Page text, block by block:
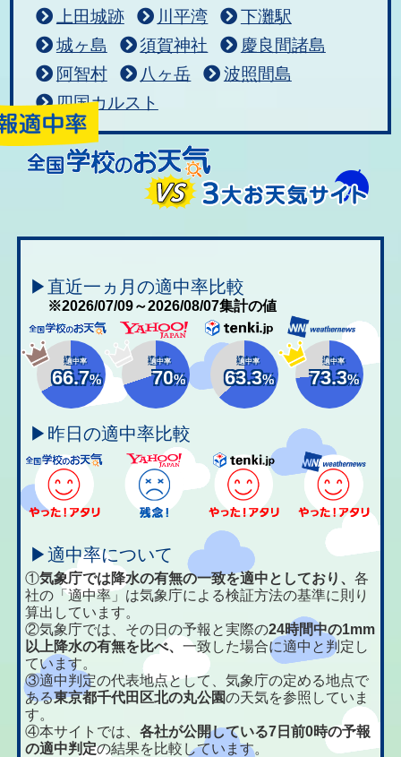
上田城跡
川平湾
下灘駅
城ヶ島
須賀神社
慶良間諸島
阿智村
八ヶ岳
波照間島
四国カルスト
▶直近一ヵ月の適中率比較
※2026/07/09～2026/08/07集計の値
適中率
66.7%
適中率
70%
適中率
63.3%
適中率
73.3%
▶昨日の適中率比較
▶適中率について
①気象庁では降水の有無の一致を適中としており、各
社の「適中率」は気象庁による検証方法の基準に則り
算出しています。
②気象庁では、その日の予報と実際の24時間中の1mm
以上降水の有無を比べ、一致した場合に適中と判定し
ています。
③適中判定の代表地点として、気象庁の定める地点で
ある東京都千代田区北の丸公園の天気を参照していま
す。
④本サイトでは、各社が公開している7日前0時の予報
の適中判定の結果を比較しています。